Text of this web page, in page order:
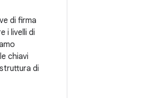
di firma
i livelli di
chiavi
di